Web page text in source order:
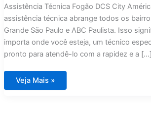
Assistência Técnica Fogão DCS City
assistência técnica abrange todos os
Grande São Paulo e ABC Paulista. Isso
importa onde você esteja, um técnico
pronto para atendê-lo com a rapidez e a […]
Assistência
Técnica
Veja Mais »